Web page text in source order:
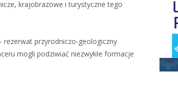
krajobrazowe i turystyczne tego
rezerwat przyrodniczo-geologiczny
mogli podziwiać niezwykłe formacje